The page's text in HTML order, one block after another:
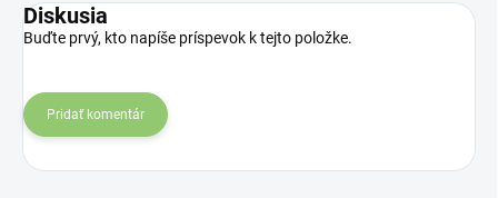
Diskusia
Buďte prvý, kto napíše príspevok k tejto položke.
Pridať komentár